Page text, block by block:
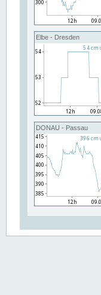
Elbe - Dresden
DONAU - Passau